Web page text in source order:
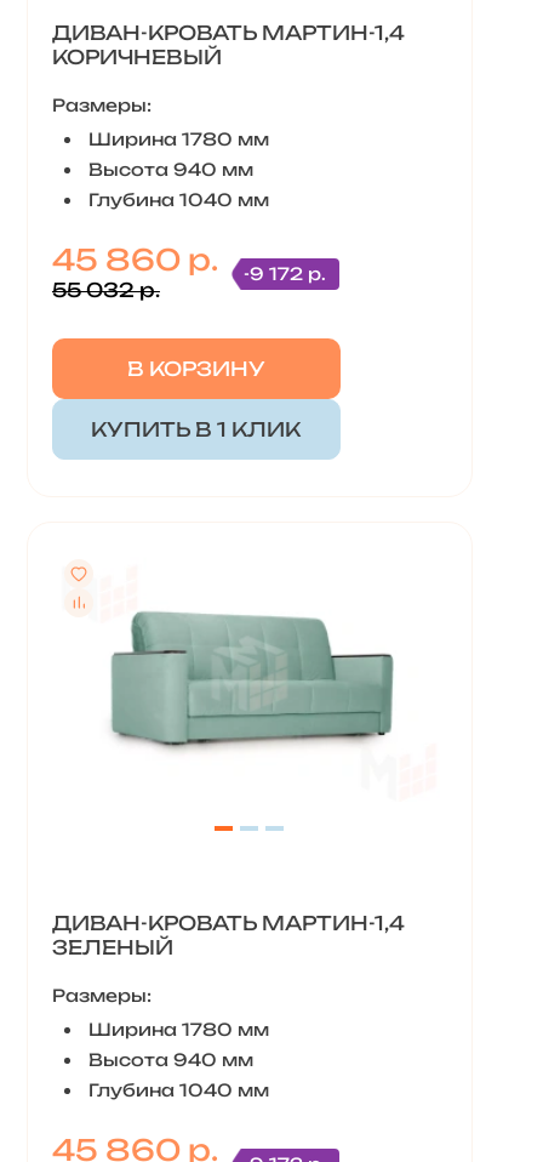
ДИВАН-КРОВАТЬ МАРТИН-1,4
КОРИЧНЕВЫЙ
Размеры:
Ширина 1780 мм
Высота 940 мм
Глубина 1040 мм
45 860 р.
55 032 р.
-9 172 р.
В КОРЗИНУ
КУПИТЬ В 1 КЛИК
ДИВАН-КРОВАТЬ МАРТИН-1,4
ЗЕЛЕНЫЙ
Размеры:
Ширина 1780 мм
Высота 940 мм
Глубина 1040 мм
45 860 р.